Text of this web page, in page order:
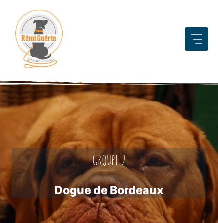
contenu
GROUPE 2
Dogue de Bordeaux